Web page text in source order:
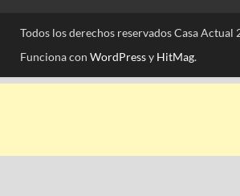
Todos los derechos reservados Casa Actual
Funciona con WordPressy HitMag.